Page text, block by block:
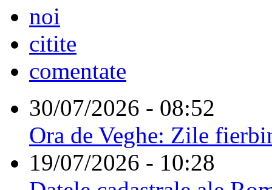
noi
citite
comentate
30/07/2026 - 08:52
Ora de Veghe: Zile
19/07/2026 - 10:28